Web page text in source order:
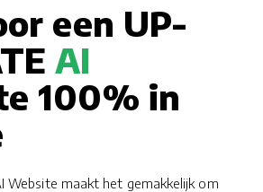
een UP-
AI
100% in
Website maakt het gemakkelijk om